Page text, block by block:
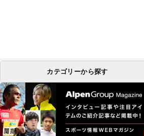
カテゴリーから探す